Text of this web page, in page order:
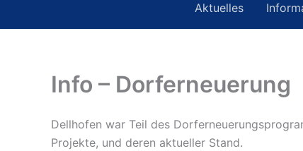
Aktuelles
Info – Dorferneuerung
Dellhofen war Teil des
Projekte, und deren aktueller Stand.